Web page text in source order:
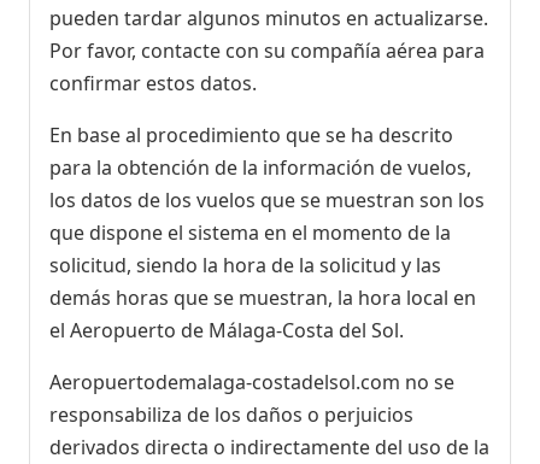
pueden tardar algunos minutos en actualizarse.
Por favor, contacte con su compañía aérea para
confirmar estos datos.
En base al procedimiento que se ha descrito
para la obtención de la información de vuelos,
los datos de los vuelos que se muestran son los
que dispone el sistema en el momento de la
solicitud, siendo la hora de la solicitud y las
demás horas que se muestran, la hora local en
el Aeropuerto de Málaga-Costa del Sol.
Aeropuertodemalaga-costadelsol.com no se
responsabiliza de los daños o perjuicios
derivados directa o indirectamente del uso de la